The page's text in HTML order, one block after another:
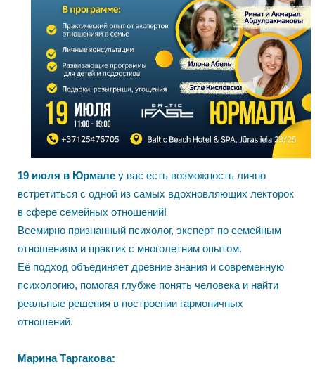
19 июля в Юрмале у вас есть возможность лично
встретиться с одной из самых вдохновляющих лекторок
в сфере семейных отношений!
Всемирно признанный психолог, эксперт по семейным
отношениям и практик с многолетним опытом.
Её подход объединяет древние знания и современную
психологию, помогая глубже понять человека и найти
реальные решения в построении гармоничных
отношений.
Марина Таргакова: